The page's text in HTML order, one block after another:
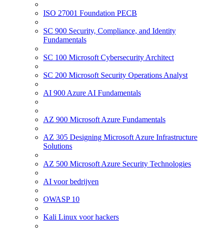
ISO 27001 Foundation PECB
SC 900 Security, Compliance, and Identity
Fundamentals
SC 100 Microsoft Cybersecurity Architect
SC 200 Microsoft Security Operations Analyst
AI 900 Azure AI Fundamentals
AZ 900 Microsoft Azure Fundamentals
AZ 305 Designing Microsoft Azure Infrastructure
Solutions
AZ 500 Microsoft Azure Security Technologies
AI voor bedrijven
OWASP 10
Kali Linux voor hackers